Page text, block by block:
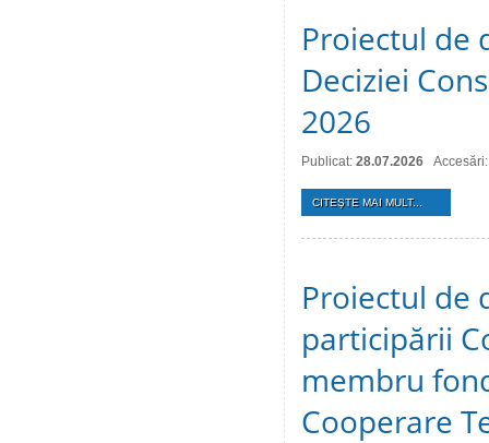
Proiectul de
Deciziei
2026
Publicat: 28.07.2026
CITEŞTE MAI MULT...
Proiectul de
participării
membru
Cooperare